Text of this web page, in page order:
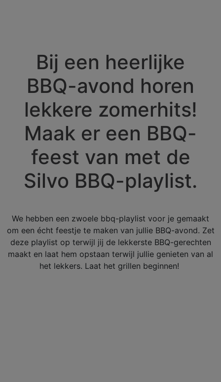
Bij een heerlijke
BBQ-avond horen
lekkere zomerhits!
Maak er een BBQ-
feest van met de
Silvo BBQ-playlist.
We hebben een zwoele bbq-playlist voor je gemaakt
om een écht feestje te maken van jullie BBQ-avond. Zet
deze playlist op terwijl jij de lekkerste BBQ-gerechten
maakt en laat hem opstaan terwijl jullie genieten van al
het lekkers. Laat het grillen beginnen!